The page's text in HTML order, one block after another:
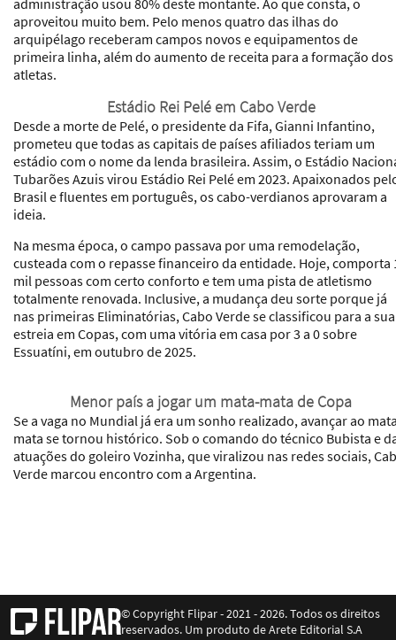
aproveitou muito bem. Pelo menos quatro das ilhas do
arquipélago receberam campos novos e equipamentos de
primeira linha, além do aumento de receita para a formação dos
atletas.
Estádio Rei Pelé em Cabo Verde
Desde a morte de Pelé, o presidente da Fifa, Gianni Infantino,
prometeu que todas as capitais de países afiliados teriam um
estádio com o nome da lenda brasileira. Assim, o Estádio
Tubarões Azuis virou Estádio Rei Pelé em 2023. Apaixonados
Brasil e fluentes em português, os cabo-verdianos aprovaram a
ideia.
Na mesma época, o campo passava por uma remodelação,
custeada com o repasse financeiro da entidade. Hoje, comporta
mil pessoas com certo conforto e tem uma pista de atletismo
totalmente renovada. Inclusive, a mudança deu sorte porque já
nas primeiras Eliminatórias, Cabo Verde se classificou para a sua
estreia em Copas, com uma vitória em casa por 3 a 0 sobre
Essuatíni, em outubro de 2025.
Menor país a jogar um mata-mata de Copa
Se a vaga no Mundial já era um sonho realizado, avançar ao
mata se tornou histórico. Sob o comando do técnico Bubista e
atuações do goleiro Vozinha, que viralizou nas redes sociais,
Verde marcou encontro com a Argentina.
© Copyright Flipar - 2021 - 2026. Todos os direitos
reservados. Um produto de Arete Editorial S.A